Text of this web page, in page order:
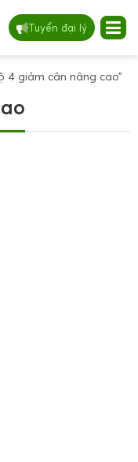
Tuyển đại lý
4 giảm cân nâng cao”